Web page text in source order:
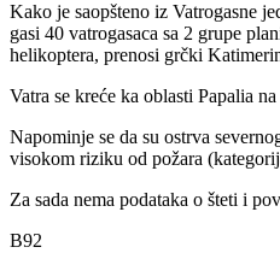
Kako je saopšteno iz Vatrogasne
gasi 40 vatrogasaca sa 2 grupe
helikoptera, prenosi grčki
Vatra se kreće ka oblasti Papalia
Napominje se da su ostrva
visokom riziku od požara
Za sada nema podataka o šteti i
B92